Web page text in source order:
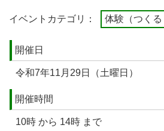
イベントカテゴリ： 体験（つくる
開催日
令和7年11月29日（土曜日）
開催時間
10時 から 14時 まで